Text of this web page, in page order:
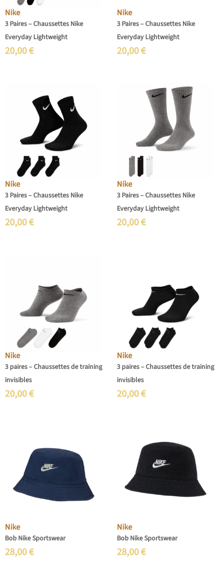
Nike
3 Paires – Chaussettes Nike
Everyday Lightweight
20,00€
Nike
3 Paires – Chaussettes Nike
Everyday Lightweight
20,00€
Nike
3 Paires – Chaussettes Nike
Everyday Lightweight
20,00€
Nike
3 Paires – Chaussettes Nike
Everyday Lightweight
20,00€
Nike
3 paires – Chaussettes de training
invisibles
20,00€
Nike
3 paires – Chaussettes de training
invisibles
20,00€
Nike
Bob Nike Sportswear
28,00€
Nike
Bob Nike Sportswear
28,00€